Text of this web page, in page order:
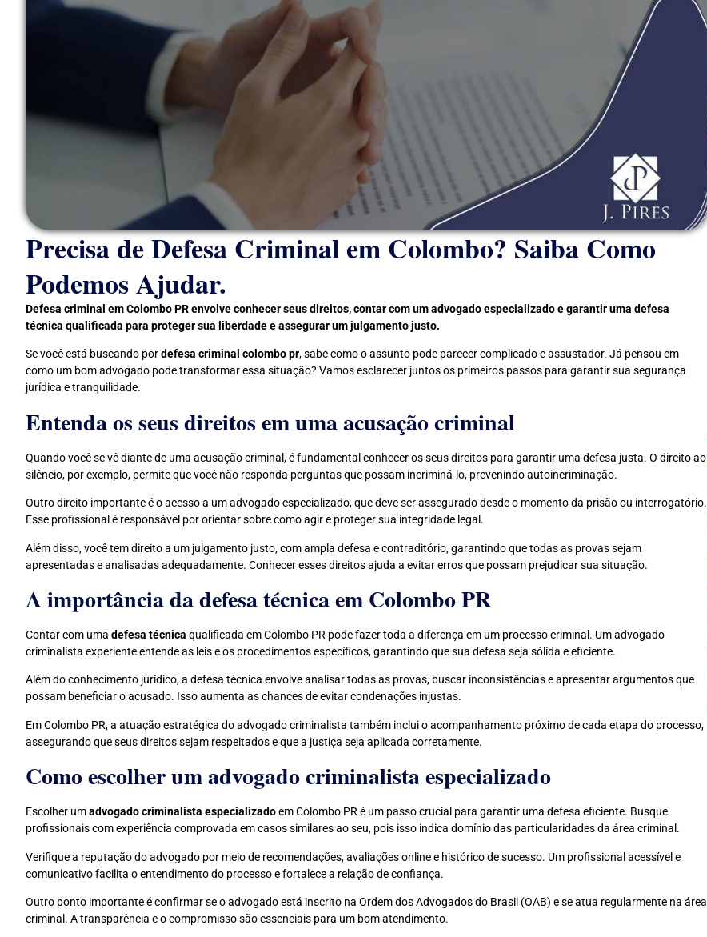
Precisa de Defesa Criminal em Colombo? Saiba Como
Podemos Ajudar.
Defesa criminal em Colombo PR envolve conhecer seus direitos, contar com um advogado especializado e garantir uma defesa
técnica qualificada para proteger sua liberdade e assegurar um julgamento justo.
Se você está buscando pordefesa criminal colombo pr, sabe como o assunto pode parecer complicado e assustador. Já pensou em
como um bom advogado pode transformar essa situação? Vamos esclarecer juntos os primeiros passos para garantir sua segurança
jurídica e tranquilidade.
Entenda os seus direitos em uma acusação criminal
Quando você se vê diante de uma acusação criminal, é fundamental conhecer os seus direitos para garantir uma defesa justa. O direito ao
silêncio, por exemplo, permite que você não responda perguntas que possam incriminá-lo, prevenindo autoincriminação.
Outro direito importante é o acesso a um advogado especializado, que deve ser assegurado desde o momento da prisão ou interrogatório.
Esse profissional é responsável por orientar sobre como agir e proteger sua integridade legal.
Além disso, você tem direito a um julgamento justo, com ampla defesa e contraditório, garantindo que todas as provas sejam
apresentadas e analisadas adequadamente. Conhecer esses direitos ajuda a evitar erros que possam prejudicar sua situação.
A importância da defesa técnica em Colombo PR
Contar com uma defesa técnica qualificada em Colombo PR pode fazer toda a diferença em um processo criminal. Um advogado
criminalista experiente entende as leis e os procedimentos específicos, garantindo que sua defesa seja sólida e eficiente.
Além do conhecimento jurídico, a defesa técnica envolve analisar todas as provas, buscar inconsistências e apresentar argumentos que
possam beneficiar o acusado. Isso aumenta as chances de evitar condenações injustas.
Em Colombo PR, a atuação estratégica do advogado criminalista também inclui o acompanhamento próximo de cada etapa do processo,
assegurando que seus direitos sejam respeitados e que a justiça seja aplicada corretamente.
Como escolher um advogado criminalista especializado
Escolher umadvogado criminalista especializadoem Colombo PR é um passo crucial para garantir uma defesa eficiente. Busque
profissionais com experiência comprovada em casos similares ao seu, pois isso indica domínio das particularidades da área criminal.
Verifique a reputação do advogado por meio de recomendações, avaliações online e histórico de sucesso. Um profissional acessível e
comunicativo facilita o entendimento do processo e fortalece a relação de confiança.
Outro ponto importante é confirmar se o advogado está inscrito na Ordem dos Advogados do Brasil (OAB) e se atua regularmente na área
criminal. A transparência e o compromisso são essenciais para um bom atendimento.